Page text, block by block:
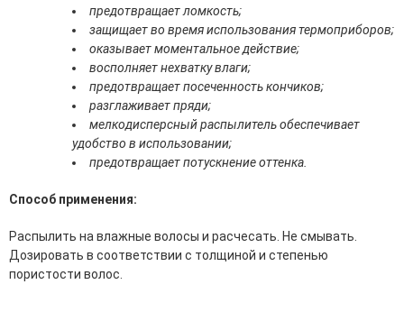
Для Тела
Автозагар для тела
Антицеллюлитные средства
Бальзамы и гели для тела
Гели для душа
Дезодоранты для тела
Защита от солнца для тела
Кремы для тела
Масла для тела
Мыло
Наборы по уходу за телом
Пены для ванны
предотвращает ломкость;
защищает во время использования термоприборов;
оказывает моментальное действие;
восполняет нехватку влаги;
предотвращает посеченность кончиков;
разглаживает пряди;
мелкодисперсный распылитель обеспечивает
удобство в использовании;
предотвращает потускнение оттенка.
Способ применения:
Распылить на влажные волосы и расчесать. Не смывать.
Дозировать в соответствии с толщиной и степенью
пористости волос.